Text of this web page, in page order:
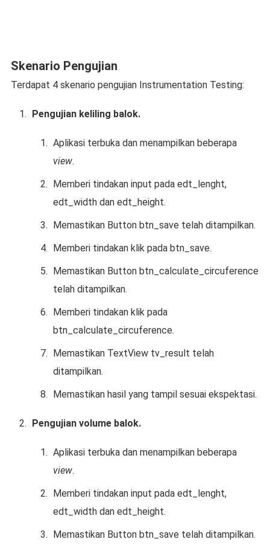
Skenario Pengujian
Terdapat 4 skenario pengujian Instrumentation Testing:
Pengujian keliling balok.
Aplikasi terbuka dan menampilkan beberapa
view.
Memberi tindakan input pada edt_lenght,
edt_width dan edt_height.
Memastikan Button btn_save telah ditampilkan.
Memberi tindakan klik pada btn_save.
Memastikan Button btn_calculate_circuference
telah ditampilkan.
Memberi tindakan klik pada
btn_calculate_circuference.
Memastikan TextView tv_result telah
ditampilkan.
Memastikan hasil yang tampil sesuai ekspektasi.
Pengujian volume balok.
Aplikasi terbuka dan menampilkan beberapa
view.
Memberi tindakan input pada edt_lenght,
edt_width dan edt_height.
Memastikan Button btn_save telah ditampilkan.